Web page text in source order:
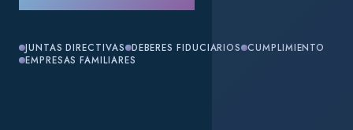
JUNTAS DIRECTIVAS DEBERES FIDUCIARIOS CUMPLIMIENTO
EMPRESAS FAMILIARES